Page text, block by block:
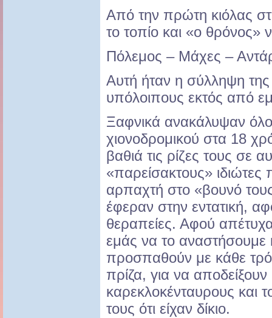
Από την πρώτη κιόλας
το τοπίο και «ο θρόνος»
Πόλεμος – Μάχες –
Αυτή ήταν η σύλληψη της
υπόλοιπους εκτός από
Ξαφνικά ανακάλυψαν όλοι
χιονοδρομικού στα 18
βαθιά τις ρίζες τους σε
«παρείσακτους»
αρπαχτή στο «βουνό
έφεραν στην εντατική,
θεραπείες. Αφού
εμάς να το αναστήσουμε
προσπαθούν με κάθε
πρίζα, για να
καρεκλοκένταυρους και
τους ότι είχαν δίκιο.